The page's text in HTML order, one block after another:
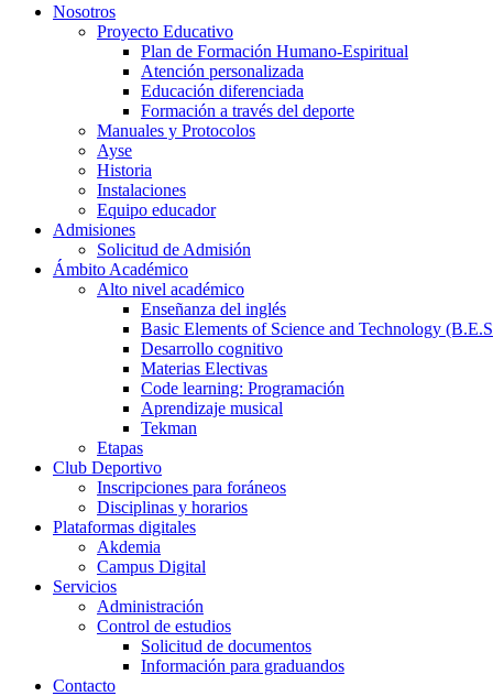
Nosotros
Proyecto Educativo
Plan de Formación Humano-Espiritual
Atención personalizada
Educación diferenciada
Formación a través del deporte
Manuales y Protocolos
Ayse
Historia
Instalaciones
Equipo educador
Admisiones
Solicitud de Admisión
Ámbito Académico
Alto nivel académico
Enseñanza del inglés
Basic Elements of Science and Technology
Desarrollo cognitivo
Materias Electivas
Code learning: Programación
Aprendizaje musical
Tekman
Etapas
Club Deportivo
Inscripciones para foráneos
Disciplinas y horarios
Plataformas digitales
Akdemia
Campus Digital
Servicios
Administración
Control de estudios
Solicitud de documentos
Información para graduandos
Contacto